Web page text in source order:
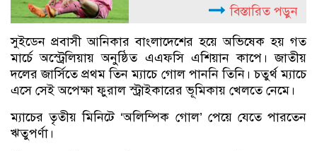
বিস্তারিত পড়ুন
সুইডেন প্রবাসী আনিকার বাংলাদেশের হয়ে অভিষেক হয় গত
মার্চে অস্ট্রেলিয়ায় অনুষ্ঠিত এএফসি এশিয়ান কাপে। জাতীয়
দলের জার্সিতে প্রথম তিন ম্যাচে গোল পাননি তিনি। চতুর্থ ম্যাচে
এসে সেই অপেক্ষা ফুরাল স্ট্রাইকারের ভূমিকায় খেলতে নেমে।
ম্যাচের তৃতীয় মিনিটে ‘অলিম্পিক গোল’ পেয়ে যেতে পারতেন
ঋতুপর্ণা।